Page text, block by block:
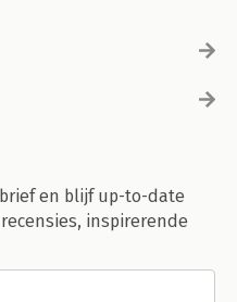
en blijf up-to-date
inspirerende